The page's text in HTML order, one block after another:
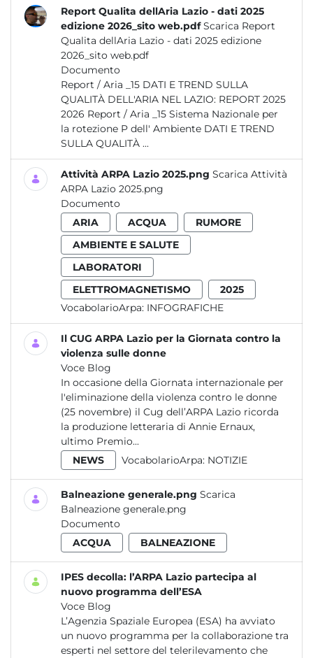
Report Qualita dellAria Lazio - dati 2025
edizione 2026_sito web.pdf Scarica Report
Qualita dellAria Lazio - dati 2025 edizione
2026_sito web.pdf
Documento
Report / Aria _15 DATI E TREND SULLA
QUALITÀ DELL'ARIA NEL LAZIO: REPORT 2025
2026 Report / Aria _15 Sistema Nazionale per
la rotezione P dell' Ambiente DATI E TREND
SULLA QUALITÀ ...
Attività ARPA Lazio 2025.png Scarica Attività
ARPA Lazio 2025.png
Documento
ARIA
ACQUA
RUMORE
AMBIENTE E SALUTE
LABORATORI
ELETTROMAGNETISMO
2025
VocabolarioArpa: INFOGRAFICHE
Il CUG ARPA Lazio per la Giornata contro la
violenza sulle donne
Voce Blog
In occasione della Giornata internazionale per
l'eliminazione della violenza contro le donne
(25 novembre) il Cug dell’ARPA Lazio ricorda
la produzione letteraria di Annie Ernaux,
ultimo Premio...
NEWS
VocabolarioArpa: NOTIZIE
Balneazione generale.png Scarica
Balneazione generale.png
Documento
ACQUA
BALNEAZIONE
IPES decolla: l’ARPA Lazio partecipa al
nuovo programma dell’ESA
Voce Blog
L’Agenzia Spaziale Europea (ESA) ha avviato
un nuovo programma per la collaborazione tra
esperti nel settore del telerilevamento che